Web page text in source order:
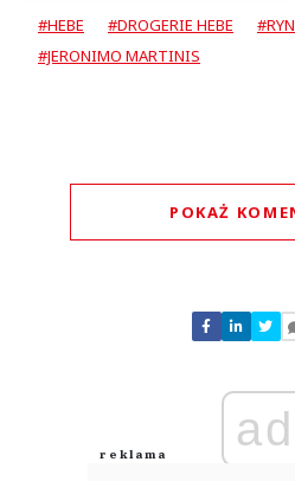
#HEBE #DROGERIE HEBE
#JERONIMO MARTINIS
POKAŻ
Nie znaleziono
Zostaw swoje
Anuluj
ad